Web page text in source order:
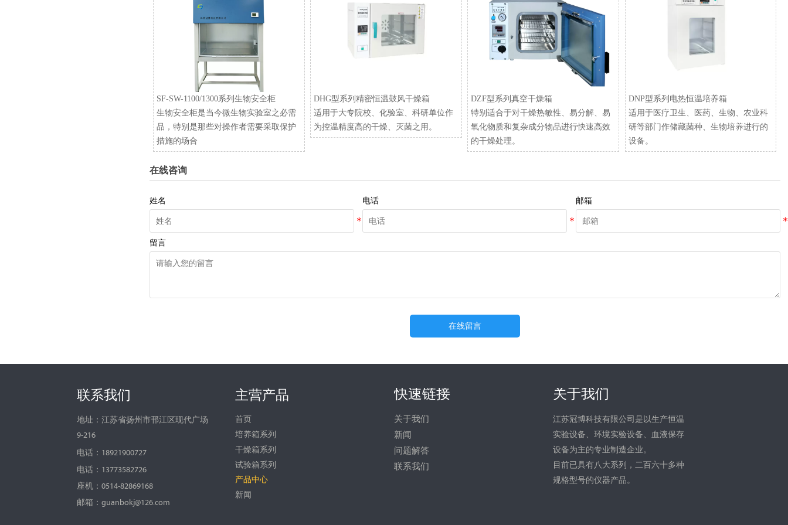
SF-SW-1100/1300系列生物安全柜
生物安全柜是当今微生物实验室之必需
品，特别是那些对操作者需要采取保护
措施的场合
DHG型系列精密恒温鼓风干燥箱
适用于大专院校、化验室、科研单位作
为控温精度高的干燥、灭菌之用。
DZF型系列真空干燥箱
特别适合于对干燥热敏性、易分解、易
氧化物质和复杂成分物品进行快速高效
的干燥处理。
​DNP型系列电热恒温培养箱
适用于医疗卫生、医药、生物、农业科
研等部门作储藏菌种、生物培养进行的
设备。
在线咨询
姓名 电话 邮箱
留言
在线留言
联系我们
地址：江苏省扬州市邗江区现代广场
9-216
电话：18921900727
电话：13773582726
座机：0514-82869168
邮箱：guanbokj@126.com
主营产品
首页
培养箱系列
干燥箱系列
试验箱系列
产品中心
新闻
快速链接
关于我们
新闻
问题解答
联系我们
关于我们
江苏冠博科技有限公司是以生产恒温
实验设备、环境实验设备、血液保存
设备为主的专业制造企业。
目前已具有八大系列，二百六十多种
规格型号的仪器产品。